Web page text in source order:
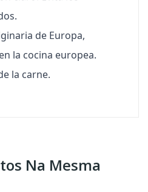
de Europa,
la cocina europea.
la carne.
Na Mesma